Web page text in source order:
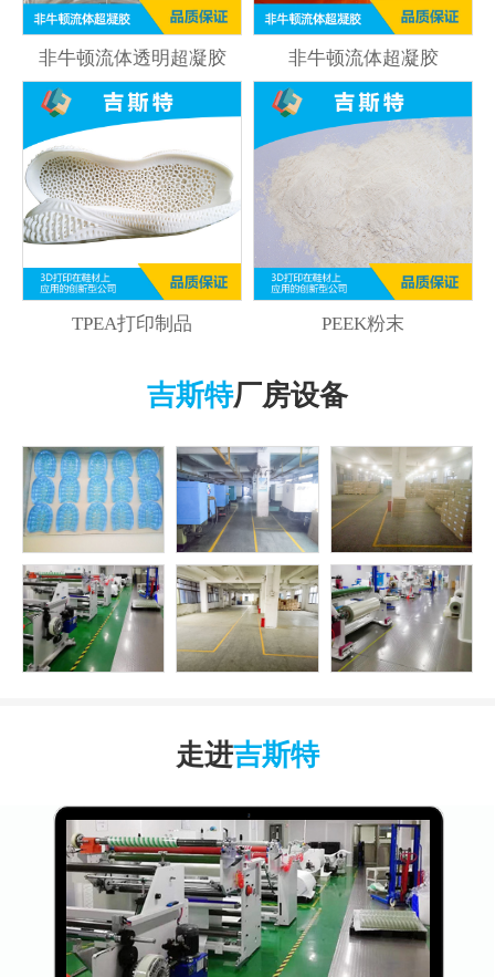
非牛顿流体透明超凝胶 非牛顿流体超凝胶
TPEA打印制品 PEEK粉末
吉斯特厂房设备
走进吉斯特